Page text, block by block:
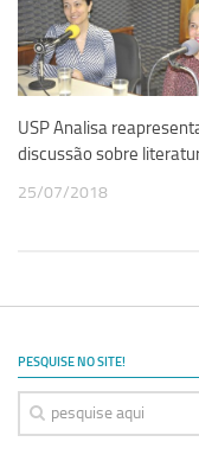
USP Analisa
discussão sobre
25/07/2018
PESQUISE NO SITE!